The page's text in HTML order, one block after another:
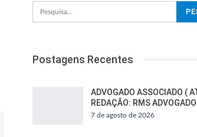
Postagens Recentes
ADVOGADO ASSOCIADO (
REDAÇÃO: RMS
7 de agosto de 2026